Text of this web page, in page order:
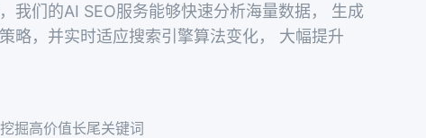
我们的AI SEO服务能够快速分析海量数据， 生成
略，并实时适应搜索引擎算法变化， 大幅提升
掘高价值长尾关键词